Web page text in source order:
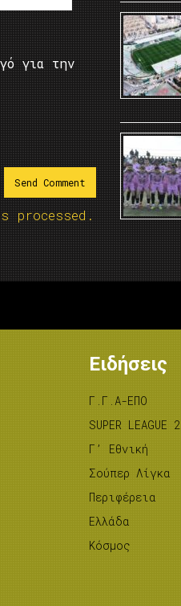
για την
processed.
Ειδήσεις
Γ.Γ.Α-ΕΠΟ
SUPER LEAGUE 2
Γ’ Εθνική
Σούπερ Λίγκα
Περιφέρεια
Ελλάδα
Κόσμος